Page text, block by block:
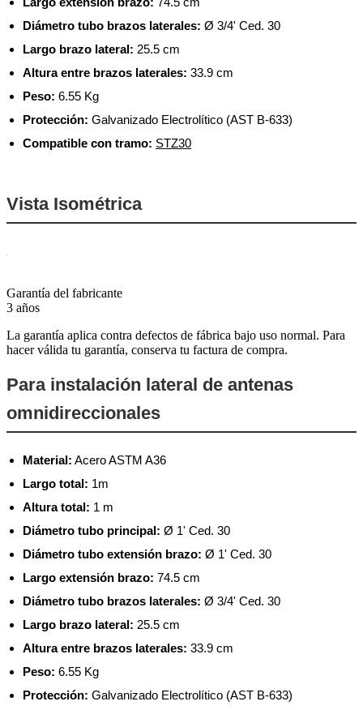
Diámetro tubo brazos laterales: Ø 3/4' Ced. 30
Largo brazo lateral: 25.5 cm
Altura entre brazos laterales: 33.9 cm
Peso: 6.55 Kg
Protección: Galvanizado Electrolítico (AST B-633)
Compatible con tramo: STZ30
Vista Isométrica
Garantía del fabricante
3 años
La garantía aplica contra defectos de fábrica bajo uso normal. Para
hacer válida tu garantía, conserva tu factura de compra.
Para instalación lateral de antenas
omnidireccionales
Material: Acero ASTM A36
Largo total: 1m
Altura total: 1 m
Diámetro tubo principal: Ø 1' Ced. 30
Diámetro tubo extensión brazo: Ø 1' Ced. 30
Largo extensión brazo: 74.5 cm
Diámetro tubo brazos laterales: Ø 3/4' Ced. 30
Largo brazo lateral: 25.5 cm
Altura entre brazos laterales: 33.9 cm
Peso: 6.55 Kg
Protección: Galvanizado Electrolítico (AST B-633)